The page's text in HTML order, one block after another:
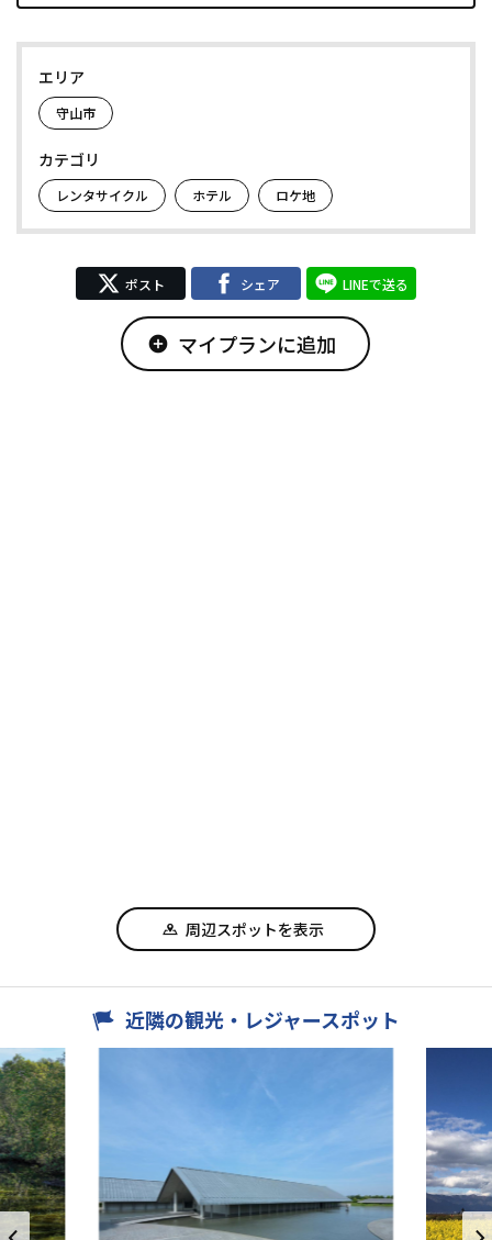
エリア
守山市
カテゴリ
レンタサイクル ホテル ロケ地
ポスト シェア LINEで送る
add_circle マイプランに追加
周辺スポットを表示
近隣の観光・レジャースポット